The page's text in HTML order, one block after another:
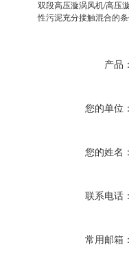
双段高压漩涡风机/高压
性污泥充分接触混合的
产品
您的单位
您的姓名
联系电话
常用邮箱